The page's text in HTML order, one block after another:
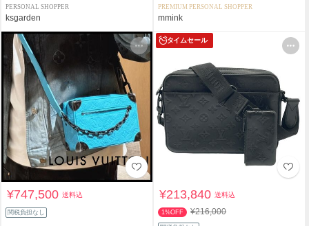
PERSONAL SHOPPER
ksgarden
PREMIUM PERSONAL SHOPPER
mmink
¥747,500送料込
関税負担なし
タイムセール
¥213,840送料込
1%OFF ¥216,000